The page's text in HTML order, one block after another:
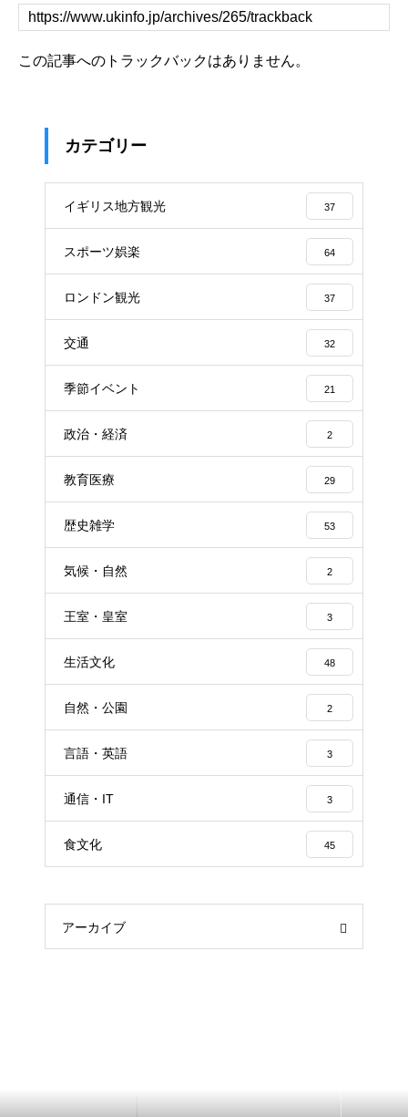
この記事へのトラックバックはありません。
カテゴリー
イギリス地方観光 37
スポーツ娯楽 64
ロンドン観光 37
交通 32
季節イベント 21
政治・経済 2
教育医療 29
歴史雑学 53
気候・自然 2
王室・皇室 3
生活文化 48
自然・公園 2
言語・英語 3
通信・IT 3
食文化 45
アーカイブ